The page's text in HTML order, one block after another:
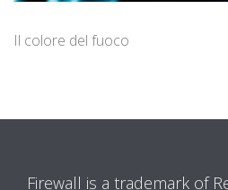
Il colore del fuoco
Firewall is a trademark of